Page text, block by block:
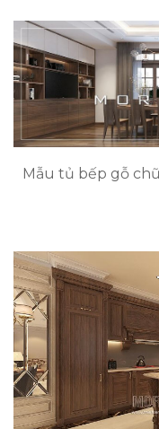
Mẫu tủ bếp gỗ